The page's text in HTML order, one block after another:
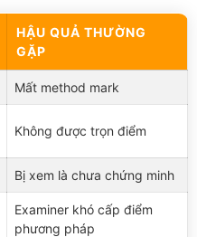
HẬU QUẢ THƯỜNG
GẶP
Mất method mark
Không được trọn điểm
Bị xem là chưa chứng minh
Examiner khó cấp điểm
phương pháp